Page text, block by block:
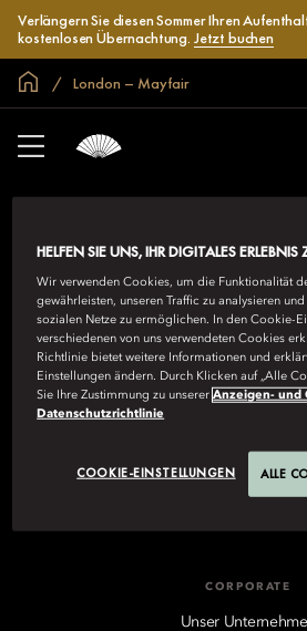
Verlängern Sie diesen Sommer Ihren
kostenlosen Übernachtung. Jetzt buchen
In der Welt zu Hause
London – Mayfair
MANDARIN ORIENTAL
22 Hanover Square, Mayfair,
+44 020 7889
Kontaktieren Sie
CORPORATE
Unser
HELFEN SIE UNS, IHR DIGITALES ERLEBNIS
Wir verwenden Cookies, um die Funktionalität
gewährleisten, unseren Traffic zu analysieren
sozialen Netze zu ermöglichen. In den Cookie-
verschiedenen von uns verwendeten Cookies
Richtlinie bietet weitere Informationen und
Einstellungen ändern. Durch Klicken auf „Alle
Sie Ihre Zustimmung zu unsererAnzeigen- und
Datenschutzrichtlinie
COOKIE-EINSTELLUNGEN ALLE